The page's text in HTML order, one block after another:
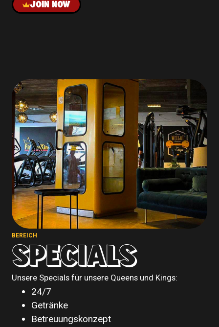
JOIN NOW
BEREICH
SPECIALS
Unsere Specials für unsere Queens und Kings:
24/7
Getränke
Betreuungskonzept